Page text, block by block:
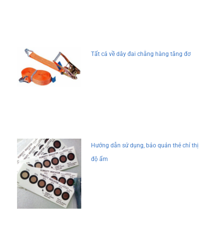
Tất cả về dây đai chằng hàng tăng đơ
Hướng dẫn sử dụng, bảo quản thẻ chỉ thị
độ ẩm